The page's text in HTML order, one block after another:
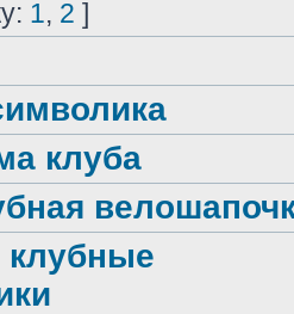
1, 2 ]
клуба
клубные